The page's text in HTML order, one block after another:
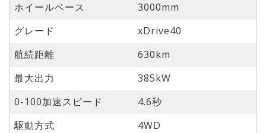
ホイールベース
3000mm
グレード
xDrive40
航続距離
630km
最大出力
385kW
0-100加速スピード
4.6秒
駆動方式
4WD